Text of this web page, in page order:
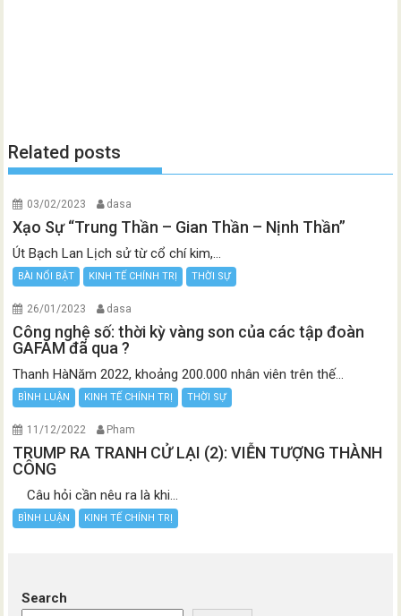
Related posts
03/02/2023 dasa
Xạo Sự “Trung Thần – Gian Thần – Nịnh Thần”
Út Bạch Lan Lịch sử từ cổ chí kim,...
BÀI NỔI BẬT KINH TẾ CHÍNH TRỊ THỜI SỰ
26/01/2023 dasa
Công nghệ số: thời kỳ vàng son của các tập đoàn
GAFAM đã qua ?
Thanh HàNăm 2022, khoảng 200.000 nhân viên trên thế...
BÌNH LUẬN KINH TẾ CHÍNH TRỊ THỜI SỰ
11/12/2022 Pham
TRUMP RA TRANH CỬ LẠI (2): VIỄN TƯỢNG THÀNH
CÔNG
Câu hỏi cần nêu ra là khi...
BÌNH LUẬN KINH TẾ CHÍNH TRỊ
Search